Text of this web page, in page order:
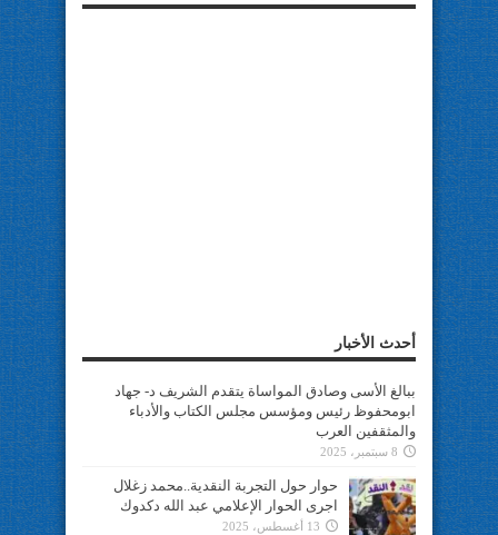
أحدث الأخبار
ببالغ الأسى وصادق المواساة يتقدم الشريف د- جهاد
ابومحفوظ رئيس ومؤسس مجلس الكتاب والأدباء
والمثقفين العرب
8 سبتمبر، 2025
حوار حول التجربة النقدية..محمد زغلال
اجرى الحوار الإعلامي عبد الله دكدوك
13 أغسطس، 2025